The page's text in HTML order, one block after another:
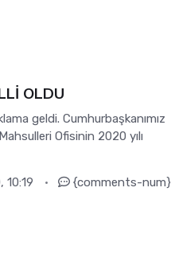
OLDU
geldi. Cumhurbaşkanımız
Ofisinin 2020 yılı
{comments-num}